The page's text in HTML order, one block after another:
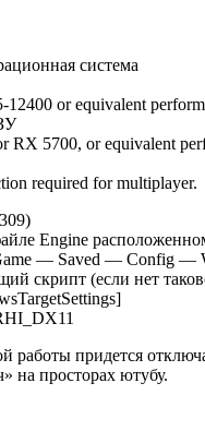
система
or equivalent
RX 5700, or equivalent
required for multiplayer.
Engine
— Saved — Config —
скрипт (если нет
работы придется
на просторах ютубу.